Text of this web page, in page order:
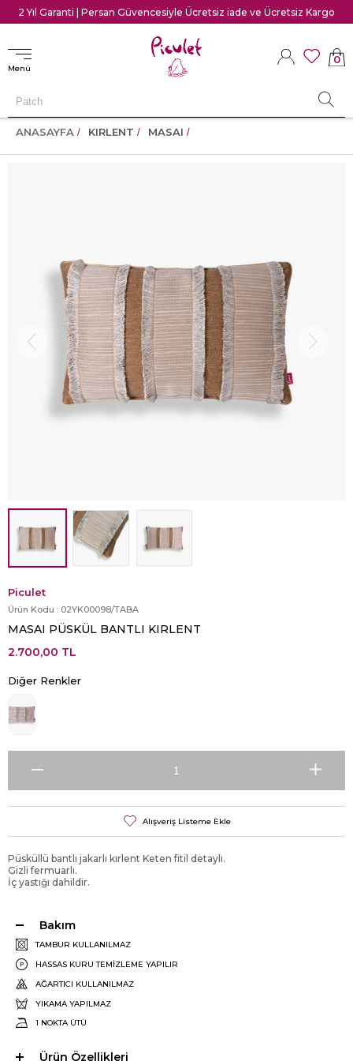
2 Yıl Garanti | Persan Güvencesiyle Ücretsiz iade ve Ücretsiz Kargo
Menü
0
ANASAYFA KIRLENT MASAI
Piculet
Ürün Kodu : 02YK00098/TABA
MASAI PÜSKÜL BANTLI KIRLENT
2.700,00 TL
Diğer Renkler
Alışveriş Listeme Ekle
Püsküllü bantlı jakarlı kırlent Keten fitil detaylı.
Gizli fermuarlı.
İç yastığı dahildir.
Bakım
TAMBUR KULLANILMAZ
HASSAS KURU TEMİZLEME YAPILIR
AĞARTICI KULLANILMAZ
YIKAMA YAPILMAZ
1 NOKTA ÜTÜ
Ürün Özellikleri